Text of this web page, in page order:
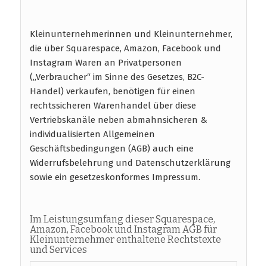
Kleinunternehmerinnen und Kleinunternehmer,
die über Squarespace, Amazon, Facebook und
Instagram Waren an Privatpersonen
(„Verbraucher“ im Sinne des Gesetzes, B2C-
Handel) verkaufen, benötigen für einen
rechtssicheren Warenhandel über diese
Vertriebskanäle neben abmahnsicheren &
individualisierten Allgemeinen
Geschäftsbedingungen (AGB) auch eine
Widerrufsbelehrung und Datenschutzerklärung
sowie ein gesetzeskonformes Impressum.
Im Leistungsumfang dieser Squarespace,
Amazon, Facebook und Instagram AGB für
Kleinunternehmer enthaltene Rechtstexte
und Services